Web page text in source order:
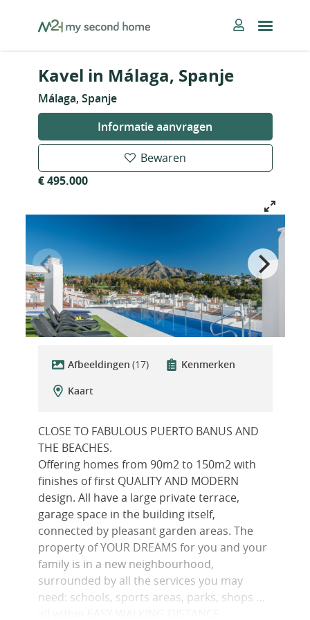
MySecondHome
Kavel in Málaga, Spanje
Málaga, Spanje
Informatie aanvragen
Bewaren
€ 495.000
Afbeeldingen (17)
Kenmerken
Kaart
CLOSE TO FABULOUS PUERTO BANUS AND
THE BEACHES.
Offering homes from 90m2 to 150m2 with
finishes of first QUALITY AND MODERN
design. All have a large private terrace,
garage space in the building itself,
connected by pleasant garden areas. The
property of YOUR DREAMS for you and your
family is in a new neighbourhood,
surrounded by all the services you may
need: schools, sports areas, parks, shops …